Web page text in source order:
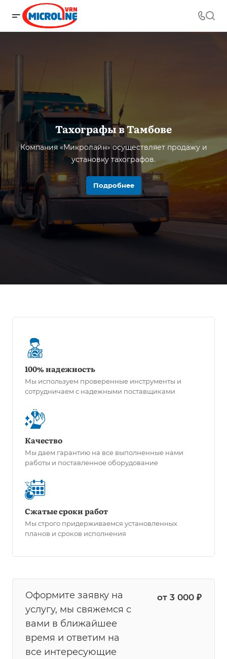
Тахографы в Тамбове
Компания «Микролайн» осуществляет продажу и
установку тахографов.
Подробнее
100% надежность
Мы используем проверенные инструменты и
сотрудничаем с надежными поставщиками
Качество
Мы даем гарантию на все выполненные нами
работы и поставленное оборудование
Сжатые сроки работ
Мы строго придерживаемся установленных
планов и сроков исполнения
Оформите заявку на
услугу, мы свяжемся с
вами в ближайшее
время и ответим на
все интересующие
от 3 000 ₽